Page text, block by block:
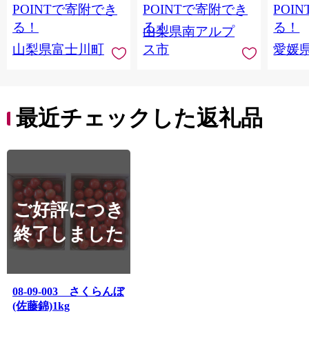
房） フルーツ 山梨県
産 果物 くだもの シャ
イン マスカット ぶど
う ブドウ 葡萄 大粒 種
POINTで寄附でき
る！
山梨県富士川町
便発送 ALPAG007
POINTで寄附でき
る！
山梨県南アルプ
ス市
あり
ツ 高
産地直
レンジ
る！
愛媛
最近チェックした返礼品
ご好評につき
終了しました
08-09-003 さくらんぼ
(佐藤錦)1kg